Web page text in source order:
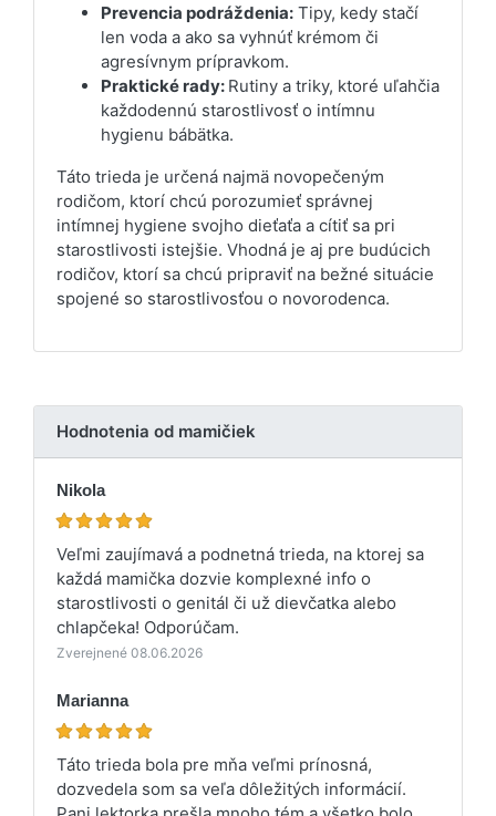
Prevencia podráždenia: Tipy, kedy stačí
len voda a ako sa vyhnúť krémom či
agresívnym prípravkom.
Praktické rady: Rutiny a triky, ktoré uľahčia
každodennú starostlivosť o intímnu
hygienu bábätka.
Táto trieda je určená najmä novopečeným
rodičom, ktorí chcú porozumieť správnej
intímnej hygiene svojho dieťaťa a cítiť sa pri
starostlivosti istejšie. Vhodná je aj pre budúcich
rodičov, ktorí sa chcú pripraviť na bežné situácie
spojené so starostlivosťou o novorodenca.
Hodnotenia od mamičiek
Nikola
Veľmi zaujímavá a podnetná trieda, na ktorej sa
každá mamička dozvie komplexné info o
starostlivosti o genitál či už dievčatka alebo
chlapčeka! Odporúčam.
Zverejnené 08.06.2026
Marianna
Táto trieda bola pre mňa veľmi prínosná,
dozvedela som sa veľa dôležitých informácií.